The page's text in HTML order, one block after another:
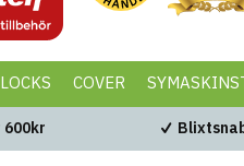
COVER